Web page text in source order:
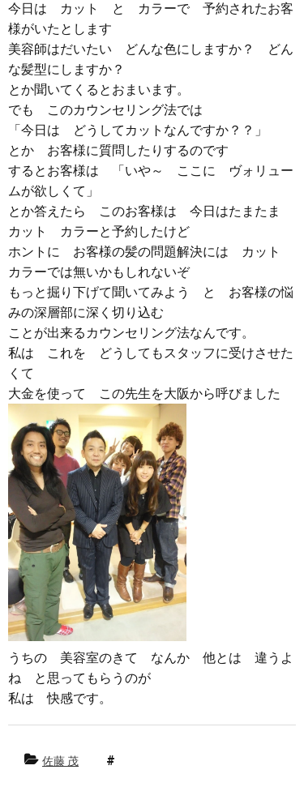
今日は カット と カラーで 予約されたお客
様がいたとします
美容師はだいたい どんな色にしますか？ どん
な髪型にしますか？
とか聞いてくるとおまいます。
でも このカウンセリング法では
「今日は どうしてカットなんですか？？」
とか お客様に質問したりするのです
するとお客様は 「いや～ ここに ヴォリュー
ムが欲しくて」
とか答えたら このお客様は 今日はたまたま
カット カラーと予約したけど
ホントに お客様の髪の問題解決には カット
カラーでは無いかもしれないぞ
もっと掘り下げて聞いてみよう と お客様の悩
みの深層部に深く切り込む
ことが出来るカウンセリング法なんです。
私は これを どうしてもスタッフに受けさせた
くて
大金を使って この先生を大阪から呼びました
うちの 美容室のきて なんか 他とは 違うよ
ね と思ってもらうのが
私は 快感です。
佐藤 茂